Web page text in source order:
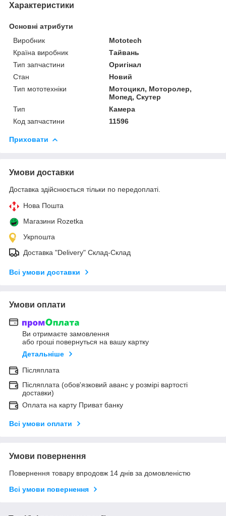
Характеристики
Основні атрибути
Виробник
Mototech
Країна виробник
Тайвань
Тип запчастини
Оригінал
Стан
Новий
Тип мототехніки
Мотоцикл, Моторолер,
Мопед, Скутер
Тип
Камера
Код запчастини
11596
Приховати
Умови доставки
Доставка здійснюється тільки по передоплаті.
Нова Пошта
Магазини Rozetka
Укрпошта
Доставка "Delivery" Склад-Склад
Всі умови доставки
Умови оплати
Ви отримаєте замовлення
або гроші повернуться на вашу картку
Детальніше
Післяплата
Післяплата (обов'язковий аванс у розмірі вартості
доставки)
Оплата на карту Приват банку
Всі умови оплати
Умови повернення
Повернення товару впродовж 14 днів за домовленістю
Всі умови повернення